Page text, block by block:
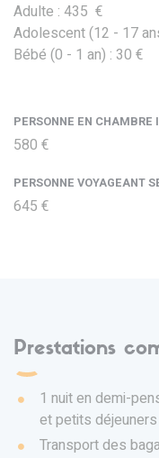
Adulte : 435 €
Adolescent (12 - 17
Bébé (0 - 1 an) : 30 €
PERSONNE EN CHAMBRE
580 €
PERSONNE VOYAGEANT
645 €
Prestations
1 nuit en demi-
et petits
Transport des